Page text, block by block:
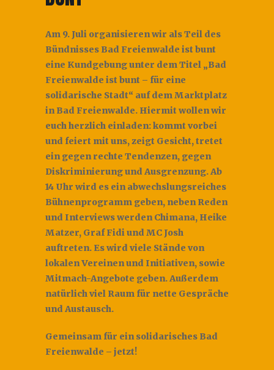
Am 9. Juli organisieren wir als Teil des
Bündnisses Bad Freienwalde ist bunt
eine Kundgebung unter dem Titel „Bad
Freienwalde ist bunt – für eine
solidarische Stadt“ auf dem Marktplatz
in Bad Freienwalde. Hiermit wollen wir
euch herzlich einladen: kommt vorbei
und feiert mit uns, zeigt Gesicht, tretet
ein gegen rechte Tendenzen, gegen
Diskriminierung und Ausgrenzung. Ab
14 Uhr wird es ein abwechslungsreiches
Bühnenprogramm geben, neben Reden
und Interviews werden Chimana, Heike
Matzer, Graf Fidi und MC Josh
auftreten. Es wird viele Stände von
lokalen Vereinen und Initiativen, sowie
Mitmach-Angebote geben. Außerdem
natürlich viel Raum für nette Gespräche
und Austausch.
Gemeinsam für ein solidarisches Bad
Freienwalde – jetzt!